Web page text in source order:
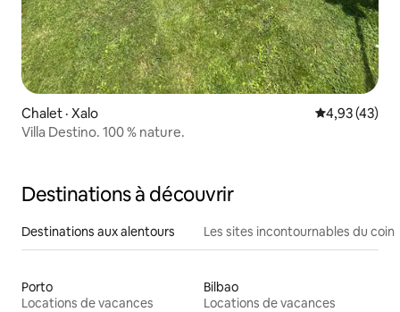
Chalet · Xalo Note
4,93 (43)
Villa Destino. 100 % nature.
Destinations à découvrir
Destinations aux alentours Les sites incontournables du coin
Porto
Locations de vacances
Bilbao
Locations de vacances